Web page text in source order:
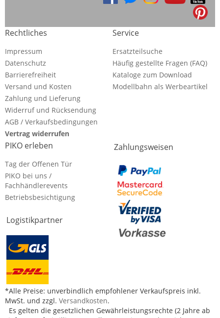
Rechtliches
Impressum
Datenschutz
Barrierefreiheit
Versand und Kosten
Zahlung und Lieferung
Widerruf und Rücksendung
AGB / Verkaufsbedingungen
Vertrag widerrufen
Service
Ersatzteilsuche
Häufig gestellte Fragen (FAQ)
Kataloge zum Download
Modellbahn als Werbeartikel
PIKO erleben
Tag der Offenen Tür
PIKO bei uns /
Fachhändlerevents
Betriebsbesichtigung
Logistikpartner
Zahlungsweisen
*Alle Preise: unverbindlich empfohlener Verkaufspreis inkl.
MwSt. und zzgl. Versandkosten.
Es gelten die gesetzlichen Gewährleistungsrechte (2 Jahre ab